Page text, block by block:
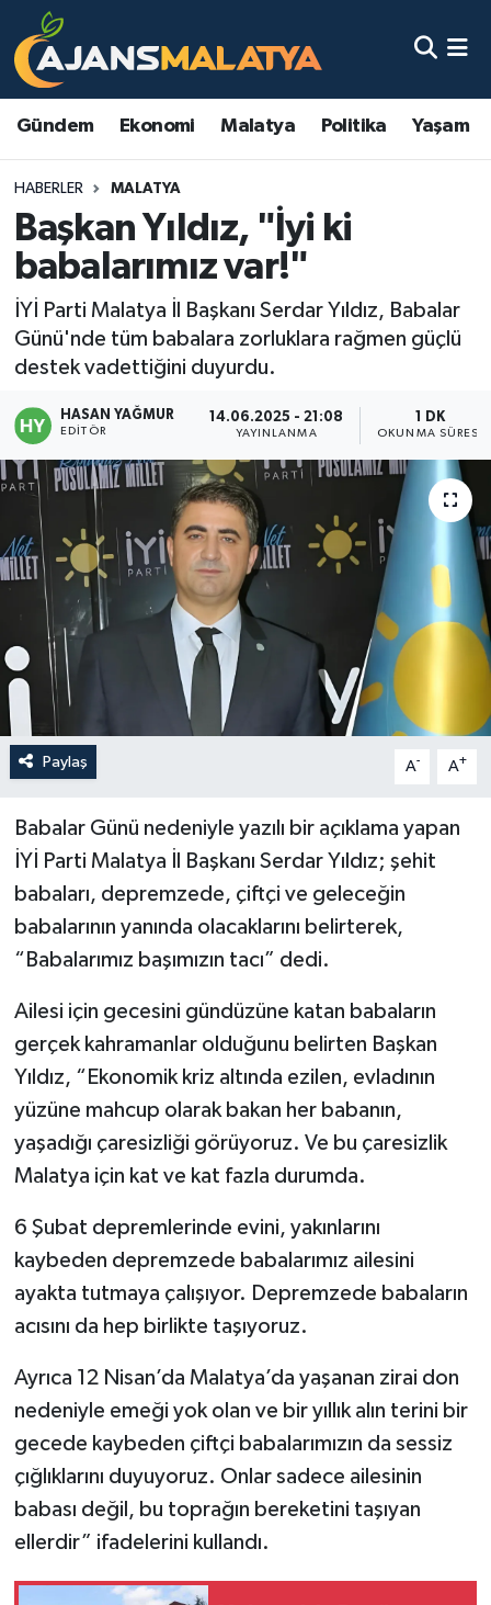
Gündem Ekonomi Malatya Politika Yaşam
HABERLER MALATYA
Başkan Yıldız, "İyi ki
babalarımız var!"
İYİ Parti Malatya İl Başkanı Serdar Yıldız, Babalar
Günü'nde tüm babalara zorluklara rağmen güçlü
destek vadettiğini duyurdu.
HASAN YAĞMUR
EDITÖR
14.06.2025 - 21:08
YAYINLANMA
1 DK
OKUNMA SÜRESI
Paylaş A- A+
Babalar Günü nedeniyle yazılı bir açıklama yapan
İYİ Parti Malatya İl Başkanı Serdar Yıldız; şehit
babaları, depremzede, çiftçi ve geleceğin
babalarının yanında olacaklarını belirterek,
“Babalarımız başımızın tacı” dedi.
Ailesi için gecesini gündüzüne katan babaların
gerçek kahramanlar olduğunu belirten Başkan
Yıldız, “Ekonomik kriz altında ezilen, evladının
yüzüne mahcup olarak bakan her babanın,
yaşadığı çaresizliği görüyoruz. Ve bu çaresizlik
Malatya için kat ve kat fazla durumda.
6 Şubat depremlerinde evini, yakınlarını
kaybeden depremzede babalarımız ailesini
ayakta tutmaya çalışıyor. Depremzede babaların
acısını da hep birlikte taşıyoruz.
Ayrıca 12 Nisan’da Malatya’da yaşanan zirai don
nedeniyle emeği yok olan ve bir yıllık alın terini bir
gecede kaybeden çiftçi babalarımızın da sessiz
çığlıklarını duyuyoruz. Onlar sadece ailesinin
babası değil, bu toprağın bereketini taşıyan
ellerdir” ifadelerini kullandı.
Asayiş
Eğitim
Ekonomi
Gündem
Kadın
Kültür & Sanat
Magazin
Politika
Sağlık
Spor
Teknoloji
Yaşam
Malatya Nöbetçi Eczaneler
Malatya Namaz Vakitleri
Malatya Trafik Yoğunluk Haritası
TFF 3.Lig 2.Grup Puan Durumu ve Fikstür
Tüm Manşetler
Son Dakika Haberleri
Haber Arşivi